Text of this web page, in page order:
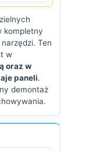
kompletny
Ten
w
oraz w
paneli.
demontaż